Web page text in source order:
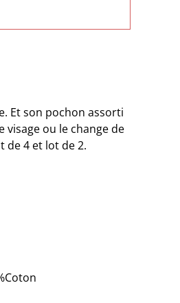
Et son pochon assorti
ou le change de
de 4 et lot de 2.